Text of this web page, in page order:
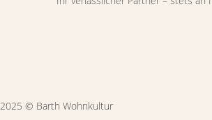
2025 © Barth Wohnkultur